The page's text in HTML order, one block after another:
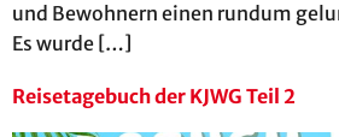
und Bewohnern einen rundum
Es wurde […]
Reisetagebuch der KJWG Teil 2